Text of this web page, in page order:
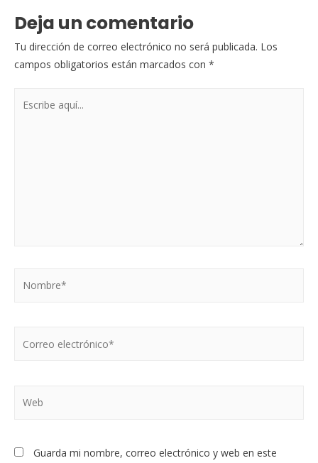
Deja un comentario
Tu dirección de correo electrónico no será publicada. Los
campos obligatorios están marcados con *
Guarda mi nombre, correo electrónico y web en este